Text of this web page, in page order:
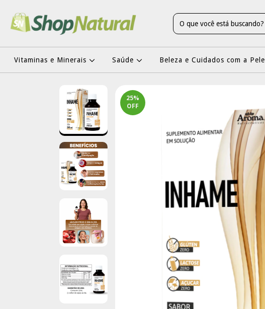
Vitaminas e Minerais Saúde Beleza e Cuidados com a Pele
25%
OFF